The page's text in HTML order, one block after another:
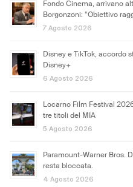
Fondo Cinema, arrivano
Borgonzoni: “Obiettivo
7 Agosto 2026
Disney e TikTok, accordo
Disney+
6 Agosto 2026
Locarno Film Festival
tre titoli del MIA
5 Agosto 2026
Paramount-Warner Bros.
resta bloccata.
4 Agosto 2026